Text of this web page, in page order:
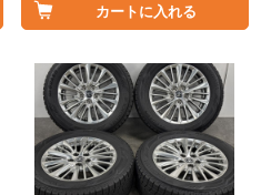
カートに入れる